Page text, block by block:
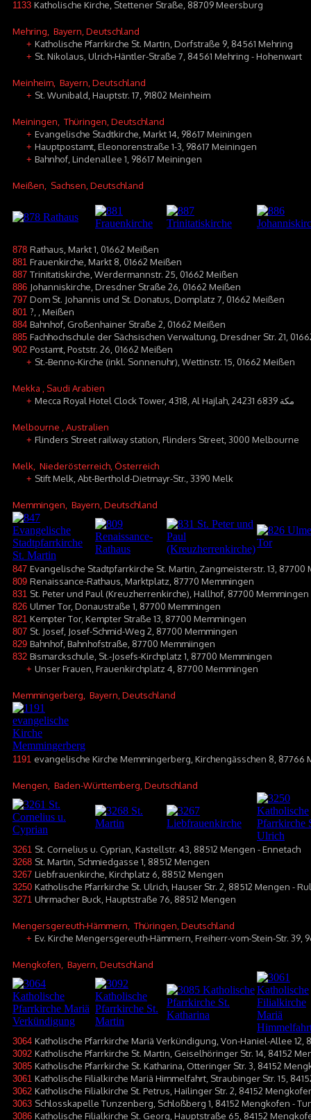
1133 Katholische Kirche, Stettener Straße, 88709 Meersburg
Mehring , Bayern, Deutschland
+ Katholische Pfarrkirche St. Martin, Dorfstraße 9, 84561 Mehring
+ St. Nikolaus, Ulrich-Häntler-Straße 7, 84561 Mehring - Hohenwart
Meinheim , Bayern, Deutschland
+ St. Wunibald, Hauptstr. 17, 91802 Meinheim
Meiningen , Thüringen, Deutschland
+ Evangelische Stadtkirche, Markt 14, 98617 Meiningen
+ Hauptpostamt, Eleonorenstraße 1-3, 98617 Meiningen
+ Bahnhof, Lindenallee 1, 98617 Meiningen
Meißen , Sachsen, Deutschland
878 Rathaus, Markt 1, 01662 Meißen
881 Frauenkirche, Markt 8, 01662 Meißen
887 Trinitatiskirche, Werdermannstr. 25, 01662 Meißen
886 Johanniskirche, Dresdner Straße 26, 01662 Meißen
797 Dom St. Johannis und St. Donatus, Domplatz 7, 01662 Meißen
801 ?, , Meißen
884 Bahnhof, Großenhainer Straße 2, 01662 Meißen
885 Fachhochschule der Sächsischen Verwaltung, Dresdner Str. 21,
902 Postamt, Poststr. 26, 01662 Meißen
+ St.-Benno-Kirche (inkl. Sonnenuhr), Wettinstr. 15, 01662 Meißen
Mekka , Saudi Arabien
+
Melbourne , Australien
+ Flinders Street railway station, Flinders Street, 3000 Melbourne
Melk , Niederösterreich, Österreich
+ Stift Melk, Abt-Berthold-Dietmayr-Str., 3390 Melk
Memmingen , Bayern, Deutschland
847 Evangelische Stadtpfarrkirche St. Martin, Zangmeisterstr. 13, 87700
809 Renaissance-Rathaus, Marktplatz, 87770 Memmingen
831 St. Peter und Paul (Kreuzherrenkirche), Hallhof, 87700 Memmingen
826 Ulmer Tor, Donaustraße 1, 87700 Memmingen
821 Kempter Tor, Kempter Straße 13, 87700 Memmingen
807 St. Josef, Josef-Schmid-Weg 2, 87700 Memmingen
829 Bahnhof, Bahnhofstraße, 87700 Memmiingen
832 Bismarckschule, St.-Josefs-Kirchplatz 1, 87700 Memmingen
+ Unser Frauen, Frauenkirchplatz 4, 87700 Memmingen
Memmingerberg , Bayern, Deutschland
1191 evangelische Kirche Memmingerberg, Kirchengässchen 8, 87766
Mengen , Baden-Württemberg, Deutschland
3261 St. Cornelius u. Cyprian, Kastellstr. 43, 88512 Mengen - Ennetach
3268 St. Martin, Schmiedgasse 1, 88512 Mengen
3267 Liebfrauenkirche, Kirchplatz 6, 88512 Mengen
3250 Katholische Pfarrkirche St. Ulrich, Hauser Str. 2, 88512 Mengen -
3271 Uhrmacher Buck, Hauptstraße 76, 88512 Mengen
Mengersgereuth-Hämmern , Thüringen, Deutschland
+ Ev. Kirche Mengersgereuth-Hämmern, Freiherr-vom-Stein-Str. 39,
Mengkofen , Bayern, Deutschland
3064 Katholische Pfarrkirche Mariä Verkündigung, Von-Haniel-Allee 12,
3092 Katholische Pfarrkirche St. Martin, Geiselhöringer Str. 14, 84152
3085 Katholische Pfarrkirche St. Katharina, Otteringer Str. 3, 84152
3061 Katholische Filialkirche Mariä Himmelfahrt, Straubinger Str. 15,
3062 Katholische Filialkirche St. Petrus, Hailinger Str. 2, 84152
3063 Schlosskapelle Tunzenberg, Schloßberg 1, 84152 Mengkofen -
3086 Katholische Filialkirche St. Georg, Hauptstraße 65, 84152